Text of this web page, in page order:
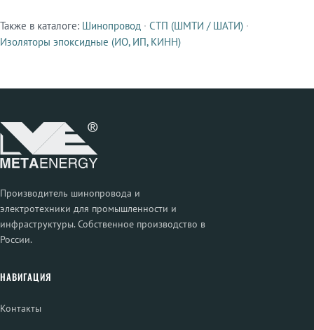
Смежные продукты
Также в каталоге: Шинопровод · СТП (ШМТИ / ШАТИ) ·
Изоляторы эпоксидные (ИО, ИП, КИНН)
Производитель шинопровода и
электротехники для промышленности и
инфраструктуры. Собственное производство в
России.
НАВИГАЦИЯ
Контакты